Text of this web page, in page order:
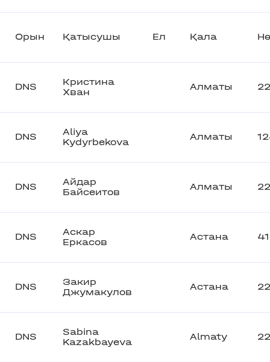
Орын Қатысушы Ел Қала
DNS
Кристина
Хван
Алматы
DNS
Aliya
Kydyrbekova
Алматы
DNS
Айдар
Байсеитов
Алматы
DNS
Аскар
Еркасов
Астана
DNS
Закир
Джумакулов
Астана
DNS
Sabina
Kazakbayeva
Almaty